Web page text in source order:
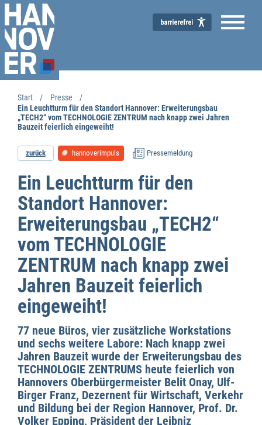
Wirtschaftsförderung
Start
Presse
Ein Leuchtturm für den Standort Hannover: Erweiterungsbau
„TECH2“ vom TECHNOLOGIE ZENTRUM nach knapp zwei Jahren
Bauzeit feierlich eingeweiht!
zurück hannoverimpuls Pressemeldung
Ein Leuchtturm für den
Standort Hannover:
Erweiterungsbau „TECH2“
vom TECHNOLOGIE
ZENTRUM nach knapp zwei
Jahren Bauzeit feierlich
eingeweiht!
77 neue Büros, vier zusätzliche Workstations
und sechs weitere Labore: Nach knapp zwei
Jahren Bauzeit wurde der Erweiterungsbau des
TECHNOLOGIE ZENTRUMS heute feierlich von
Hannovers Oberbürgermeister Belit Onay, Ulf-
Birger Franz, Dezernent für Wirtschaft, Verkehr
und Bildung bei der Region Hannover, Prof. Dr.
Volker Epping, Präsident der Leibniz